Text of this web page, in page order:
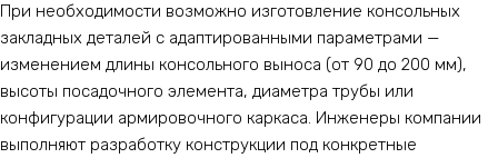
При необходимости возможно изготовление консольных
закладных деталей с адаптированными параметрами —
изменением длины консольного выноса (от 90 до 200 мм),
высоты посадочного элемента, диаметра трубы или
конфигурации армировочного каркаса. Инженеры компании
выполняют разработку конструкции под конкретные